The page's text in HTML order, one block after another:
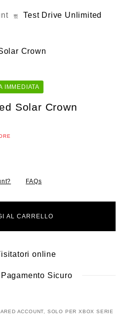
Test Drive Unlimited
IMMEDIATA
Solar Crown
FAQs
AL CARRELLO
online
Sicuro
ACCOUNT
SOLO PER XBOX SERIE